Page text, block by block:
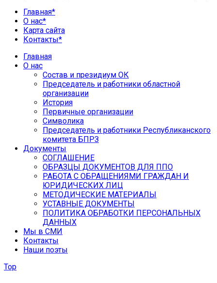
Главная*
О нас*
Карта сайта
Контакты*
Главная
О нас
Состав и президиум ОК
Председатель и работники областной
организации
История
Первичные организации
Символика
Председатель и работники Республиканского
комитета БПРЗ
Документы
СОГЛАШЕНИЕ
ОБРАЗЦЫ ДОКУМЕНТОВ ДЛЯ ППО
РАБОТА С ОБРАЩЕНИЯМИ ГРАЖДАН И
ЮРИДИЧЕСКИХ ЛИЦ
МЕТОДИЧЕСКИЕ МАТЕРИАЛЫ
УСТАВНЫЕ ДОКУМЕНТЫ
ПОЛИТИКА ОБРАБОТКИ ПЕРСОНАЛЬНЫХ
ДАННЫХ
Мы в СМИ
Контакты
Наши поэты
Top